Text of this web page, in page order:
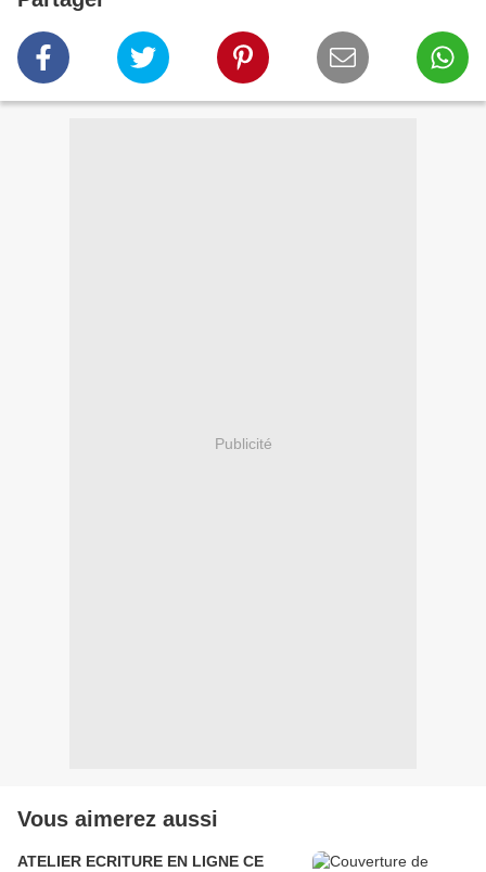
Publicité
Vous aimerez aussi
ATELIER ECRITURE EN LIGNE CE